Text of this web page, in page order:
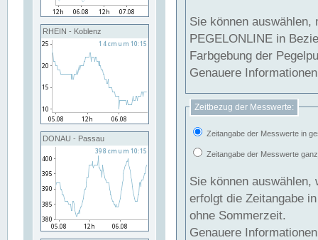
RHEIN - Koblenz
DONAU - Passau
Sie können
PEGELONLINE in Beziehung
Farbgebung der
Genauere
Zeitbezug der Messwerte:
Zeitangabe der Messwerte in
Zeitangabe der Messwerte
Sie können auswählen,
erfolgt die Zeitangabe
ohne Sommerzeit.
Genauere